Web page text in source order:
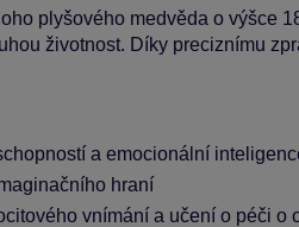
plyšového medvěda o výšce
životnost. Díky preciznímu
a emocionální
hraní
vnímání a učení o péči o